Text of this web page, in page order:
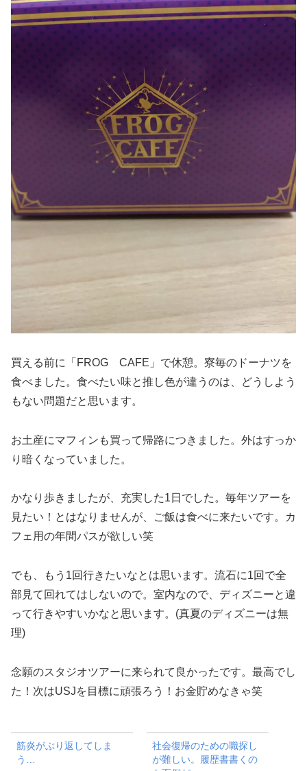
買える前に「FROG CAFE」で休憩。寮毎のドーナツを
食べました。食べたい味と推し色が違うのは、どうしよう
もない問題だと思います。
お土産にマフィンも買って帰路につきました。外はすっか
り暗くなっていました。
かなり歩きましたが、充実した1日でした。毎年ツアーを
見たい！とはなりませんが、ご飯は食べに来たいです。カ
フェ用の年間パスが欲しい笑
でも、もう1回行きたいなとは思います。流石に1回で全
部見て回れてはしないので。室内なので、ディズニーと違
って行きやすいかなと思います。(真夏のディズニーは無
理)
念願のスタジオツアーに来られて良かったです。最高でし
た！次はUSJを目標に頑張ろう！お金貯めなきゃ笑
筋炎がぶり返してしま
う…
社会復帰のための職探し
が難しい。履歴書書くの